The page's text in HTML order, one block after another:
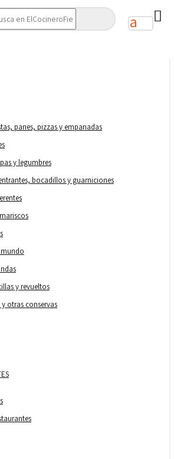
panes, pizzas y empanadas
y legumbres
bocadillos y guarniciones
y revueltos
y otras conservas